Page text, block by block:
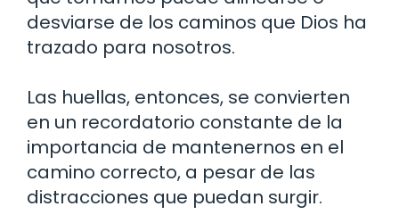
desviarse de los caminos que Dios ha
trazado para nosotros.
Las huellas, entonces, se convierten
en un recordatorio constante de la
importancia de mantenernos en el
camino correcto, a pesar de las
distracciones que puedan surgir.